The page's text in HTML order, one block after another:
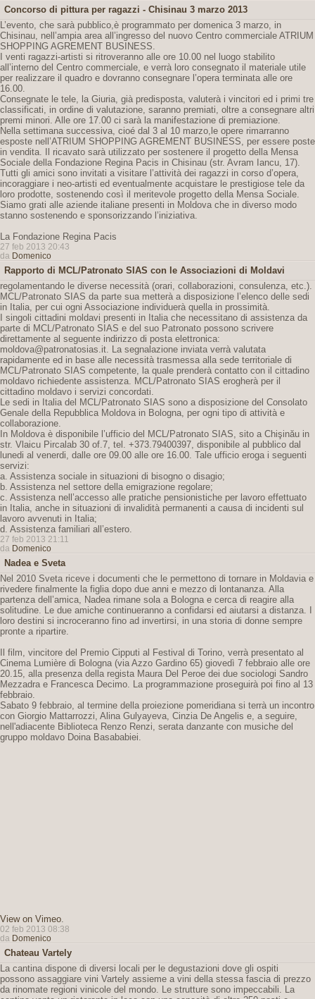
Concorso di pittura per ragazzi - Chisinau 3 marzo 2013
L’evento, che sarà pubblico,è programmato per domenica 3 marzo, in
Chisinau, nell’ampia area all’ingresso del nuovo Centro commerciale ATRIUM
SHOPPING AGREMENT BUSINESS.
I venti ragazzi-artisti si ritroveranno alle ore 10.00 nel luogo stabilito
all’interno del Centro commerciale, e verrà loro consegnato il materiale utile
per realizzare il quadro e dovranno consegnare l’opera terminata alle ore
16.00.
Consegnate le tele, la Giuria, già predisposta, valuterà i vincitori ed i primi tre
classificati, in ordine di valutazione, saranno premiati, oltre a consegnare altri
premi minori. Alle ore 17.00 ci sarà la manifestazione di premiazione.
Nella settimana successiva, cioé dal 3 al 10 marzo,le opere rimarranno
esposte nell’ATRIUM SHOPPING AGREMENT BUSINESS, per essere poste
in vendita. Il ricavato sarà utilizzato per sostenere il progetto della Mensa
Sociale della Fondazione Regina Pacis in Chisinau (str. Avram Iancu, 17).
Tutti gli amici sono invitati a visitare l’attività dei ragazzi in corso d’opera,
incoraggiare i neo-artisti ed eventualmente acquistare le prestigiose tele da
loro prodotte, sostenendo così il meritevole progetto della Mensa Sociale.
Siamo grati alle aziende italiane presenti in Moldova che in diverso modo
stanno sostenendo e sponsorizzando l’iniziativa.
La Fondazione Regina Pacis
27 feb 2013 20:43
da Domenico
Rapporto di MCL/Patronato SIAS con le Associazioni di Moldavi
regolamentando le diverse necessità (orari, collaborazioni, consulenza, etc.).
MCL/Patronato SIAS da parte sua metterà a disposizione l’elenco delle sedi
in Italia, per cui ogni Associazione individuerà quella in prossimità.
I singoli cittadini moldavi presenti in Italia che necessitano di assistenza da
parte di MCL/Patronato SIAS e del suo Patronato possono scrivere
direttamente al seguente indirizzo di posta elettronica:
moldova@patronatosias.it. La segnalazione inviata verrà valutata
rapidamente ed in base alle necessità trasmessa alla sede territoriale di
MCL/Patronato SIAS competente, la quale prenderà contatto con il cittadino
moldavo richiedente assistenza. MCL/Patronato SIAS erogherà per il
cittadino moldavo i servizi concordati.
Le sedi in Italia del MCL/Patronato SIAS sono a disposizione del Consolato
Genale della Repubblica Moldova in Bologna, per ogni tipo di attività e
collaborazione.
In Moldova è disponibile l’ufficio del MCL/Patronato SIAS, sito a Chişinău in
str. Vlaicu Pircalab 30 of.7, tel. +373.79400397, disponibile al pubblico dal
lunedi al venerdi, dalle ore 09.00 alle ore 16.00. Tale ufficio eroga i seguenti
servizi:
a. Assistenza sociale in situazioni di bisogno o disagio;
b. Assistenza nel settore della emigrazione regolare;
c. Assistenza nell’accesso alle pratiche pensionistiche per lavoro effettuato
in Italia, anche in situazioni di invalidità permanenti a causa di incidenti sul
lavoro avvenuti in Italia;
d. Assistenza familiari all’estero.
27 feb 2013 21:11
da Domenico
Nadea e Sveta
Nel 2010 Sveta riceve i documenti che le permettono di tornare in Moldavia e
rivedere finalmente la figlia dopo due anni e mezzo di lontananza. Alla
partenza dell’amica, Nadea rimane sola a Bologna e cerca di reagire alla
solitudine. Le due amiche continueranno a confidarsi ed aiutarsi a distanza. I
loro destini si incroceranno fino ad invertirsi, in una storia di donne sempre
pronte a ripartire.
Il film, vincitore del Premio Cipputi al Festival di Torino, verrà presentato al
Cinema Lumière di Bologna (via Azzo Gardino 65) giovedì 7 febbraio alle ore
20.15, alla presenza della regista Maura Del Peroe dei due sociologi Sandro
Mezzadra e Francesca Decimo. La programmazione proseguirà poi fino al 13
febbraio.
Sabato 9 febbraio, al termine della proiezione pomeridiana si terrà un incontro
con Giorgio Mattarrozzi, Alina Gulyayeva, Cinzia De Angelis e, a seguire,
nell'adiacente Biblioteca Renzo Renzi, serata danzante con musiche del
gruppo moldavo Doina Basababiei.
View on Vimeo.
02 feb 2013 08:38
da Domenico
Chateau Vartely
La cantina dispone di diversi locali per le degustazioni dove gli ospiti
possono assaggiare vini Vartely assieme a vini della stessa fascia di prezzo
da rinomate regioni vinicole del mondo. Le strutture sono impeccabili. La